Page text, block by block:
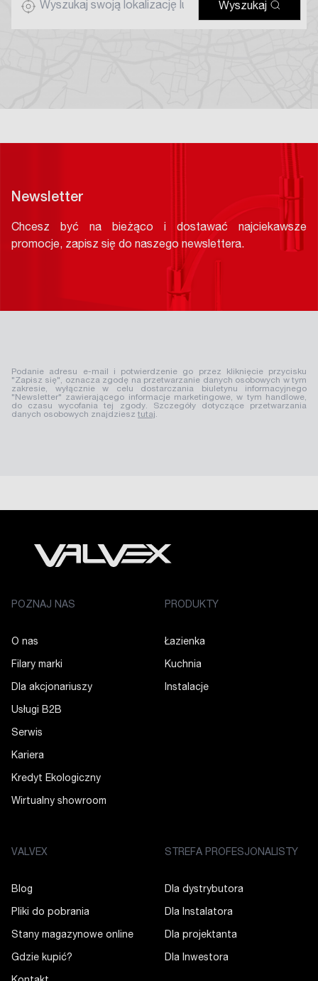
Wyszukaj
Newsletter
Chcesz być na bieżąco i dostawać najciekawsze
promocje, zapisz się do naszego newslettera.
Podanie adresu e-mail i potwierdzenie go przez kliknięcie przycisku
"Zapisz się", oznacza zgodę na przetwarzanie danych osobowych w tym
zakresie, wyłącznie w celu dostarczania biuletynu informacyjnego
"Newsletter" zawierającego informacje marketingowe, w tym handlowe,
do czasu wycofania tej zgody. Szczegóły dotyczące przetwarzania
danych osobowych znajdziesz tutaj.
POZNAJ NAS
O nas
Filary marki
Dla akcjonariuszy
Usługi B2B
Serwis
Kariera
Kredyt Ekologiczny
Wirtualny showroom
PRODUKTY
Łazienka
Kuchnia
Instalacje
VALVEX
Blog
Pliki do pobrania
Stany magazynowe online
Gdzie kupić?
STREFA PROFESJONALISTY
Dla dystrybutora
Dla Instalatora
Dla projektanta
Dla Inwestora